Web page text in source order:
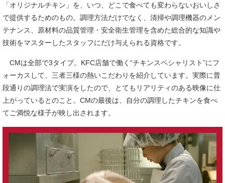
「オリジナルチキン」を、いつ、どこで食べても変わらないおいしさ
で提供するためのもの。調理方法だけでなく、清掃や調理機器のメン
テナンス、原材料の品質管理・安全衛生管理を含めた総合的な知識や
技術をマスターしたスタッフにだけ与えられる資格です。
CMは全部で3タイプ。KFC店舗で働く“チキンスペシャリスト”にフ
ォーカスして、三者三様の熱いこだわりを紹介しています。実際に普
段通りの調理法で実演をしたので、とてもリアリティのある映像に仕
上がっているとのこと。CMの最後は、自分の調理したチキンを食べ
てご満悦な様子が映し出されます。